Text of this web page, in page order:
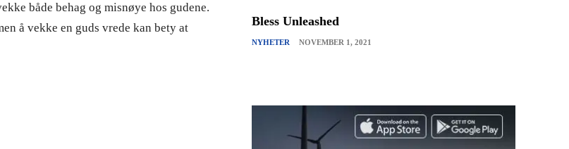
både behag og misnøye hos gudene.
å vekke en guds vrede kan bety at
Bless Unleashed
NYHETER NOVEMBER 1, 2021